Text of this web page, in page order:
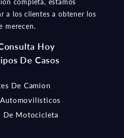
merecen.
Hoy
De Casos
De Camion
Automovilisticos
Motocicleta